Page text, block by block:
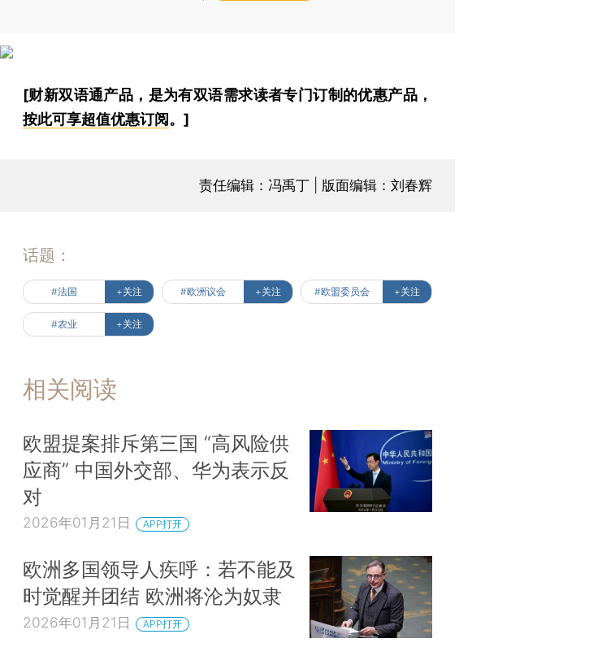
[财新双语通产品，是为有双语需求读者专门订制的优惠产品，
按此可享超值优惠订阅。]
责任编辑：冯禹丁 | 版面编辑：刘春辉
话题：
#法国 +关注 #欧洲议会 +关注 #欧盟委员会 +关注
#农业 +关注
相关阅读
欧盟提案排斥第三国 “高风险供
应商” 中国外交部、华为表示反
对
2026年01月21日 APP打开
欧洲多国领导人疾呼：若不能及
时觉醒并团结 欧洲将沦为奴隶
2026年01月21日 APP打开